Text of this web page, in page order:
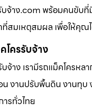
บจ้าง.com พร้อมคนขั
ที่สมเหตุสมผล เพื่อให้คุ
โครรับจ้าง
จ้าง เรามีรถแม็คโคร
น งานปรับพื้นดิน งานทุ
รทั่วไทย